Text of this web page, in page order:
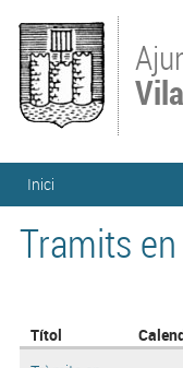
Esteu aquí
Inici
Tramits
Títol